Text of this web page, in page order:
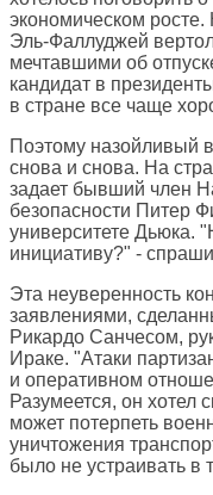
экономическом
Эль-Фаллуджей
мечтавшими об
кандидат в
в стране все чаще
Поэтому назойливый
снова и снова. На
задает бывший член
безопасности Питер
университете Дьюка.
инициативу?" -
Эта неуверенность
заявлениями,
Рикардо Санчесом,
Ираке. "Атаки
и оперативном
Разумеется, он хотел
может потерпеть
уничтожения
было не устраивать в